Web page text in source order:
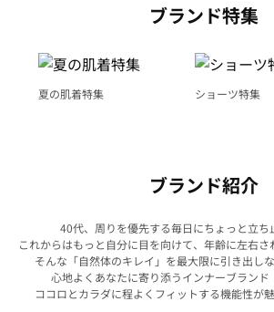
ブランド特集
夏の肌着特集
ショーツ特集
ブランド紹介
40代、周りを優先する毎日にちょっと立ち
これからはもっと自分に目を向けて、年齢に左右さ
そんな「自然体のキレイ」を最大限に引き出し
心地よくあなたに寄り添うインナーブランド
ココロとカラダに程よくフィットする機能性が